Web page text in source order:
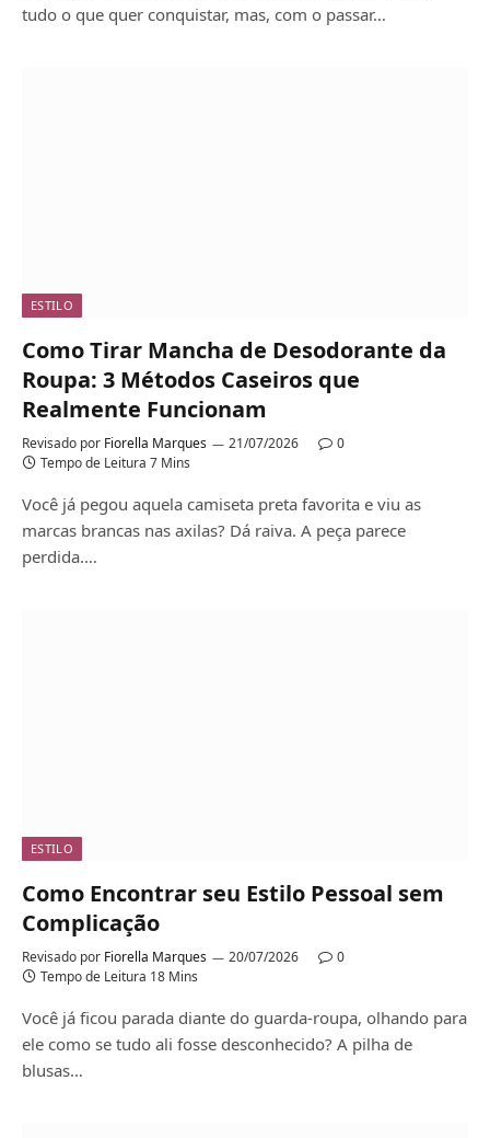
tudo o que quer conquistar, mas, com o passar…
ESTILO
Como Tirar Mancha de Desodorante da
Roupa: 3 Métodos Caseiros que
Realmente Funcionam
Revisado por Fiorella Marques 21/07/2026
0
Tempo de Leitura 7 Mins
Você já pegou aquela camiseta preta favorita e viu as
marcas brancas nas axilas? Dá raiva. A peça parece
perdida.…
ESTILO
Como Encontrar seu Estilo Pessoal sem
Complicação
Revisado por Fiorella Marques 20/07/2026
0
Tempo de Leitura 18 Mins
Você já ficou parada diante do guarda-roupa, olhando para
ele como se tudo ali fosse desconhecido? A pilha de
blusas…